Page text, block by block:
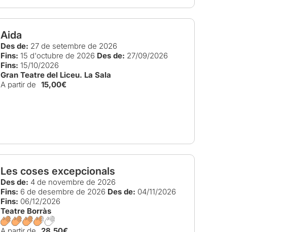
Aida
Des de: 27 de setembre de 2026
Fins: 15 d'octubre de 2026 Des de: 27/09/2026
Fins: 15/10/2026
Gran Teatre del Liceu. La Sala
A partir de 15,00€
Les coses excepcionals
Des de: 4 de novembre de 2026
Fins: 6 de desembre de 2026 Des de: 04/11/2026
Fins: 06/12/2026
Teatre Borràs